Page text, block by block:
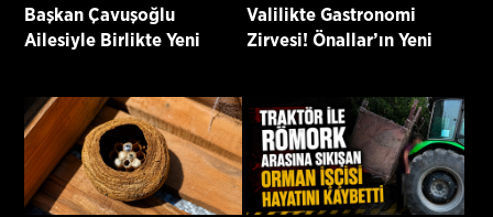
Başkan Çavuşoğlu
Ailesiyle Birlikte Yeni
Valilikte Gastronomi
Zirvesi! Önallar’ın Yeni